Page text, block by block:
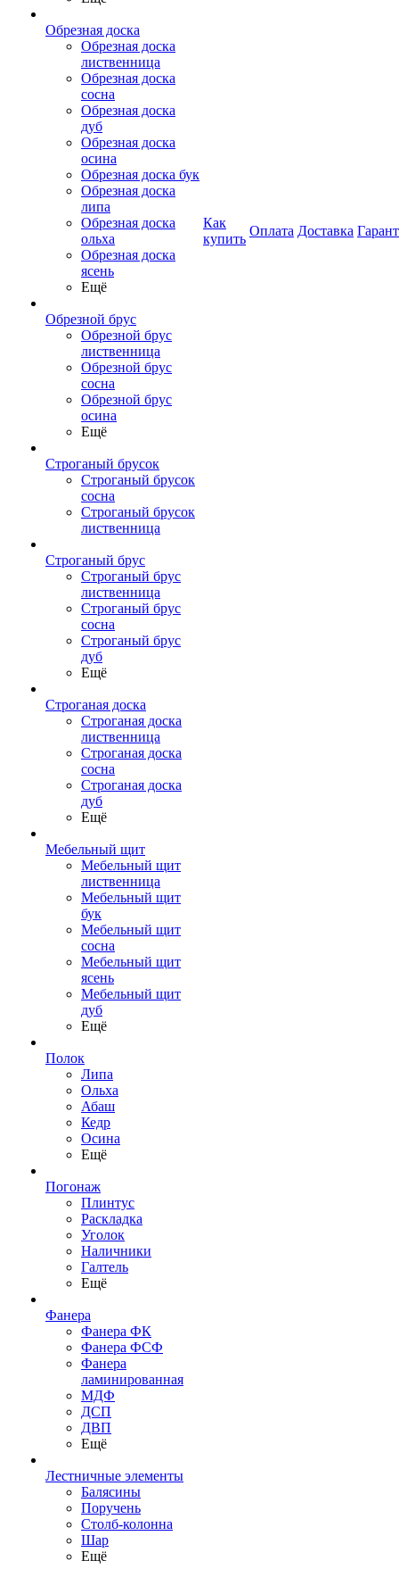
Обрезная доска
Обрезная доска
лиственница
Обрезная доска
сосна
Обрезная доска
дуб
Обрезная доска
осина
Обрезная доска бук
Обрезная доска
липа
Обрезная доска
ольха
Обрезная доска
ясень
Ещё
Обрезной брус
Обрезной брус
лиственница
Обрезной брус
сосна
Обрезной брус
осина
Ещё
Строганый брусок
Строганый брусок
сосна
Строганый брусок
лиственница
Строганый брус
Строганый брус
лиственница
Строганый брус
сосна
Строганый брус
дуб
Ещё
Строганая доска
Строганая доска
лиственница
Строганая доска
сосна
Строганая доска
дуб
Ещё
Мебельный щит
Мебельный щит
лиственница
Мебельный щит
бук
Мебельный щит
сосна
Мебельный щит
ясень
Мебельный щит
дуб
Ещё
Полок
Липа
Ольха
Абаш
Кедр
Осина
Ещё
Погонаж
Плинтус
Раскладка
Уголок
Наличники
Галтель
Ещё
Фанера
Фанера ФК
Фанера ФСФ
Фанера
ламинированная
МДФ
ДСП
ДВП
Ещё
Лестничные элементы
Балясины
Поручень
Столб-колонна
Шар
Ещё
Как
купить
Оплата Доставка